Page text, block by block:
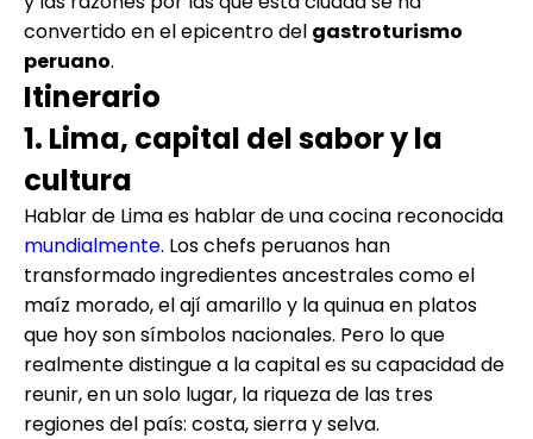
convertido en el epicentro del gastroturismo
peruano.
Itinerario
1. Lima, capital del sabor y la
cultura
Hablar de Lima es hablar de una cocina reconocida
mundialmente. Los chefs peruanos han
transformado ingredientes ancestrales como el
maíz morado, el ají amarillo y la quinua en platos
que hoy son símbolos nacionales. Pero lo que
realmente distingue a la capital es su capacidad de
reunir, en un solo lugar, la riqueza de las tres
regiones del país: costa, sierra y selva.